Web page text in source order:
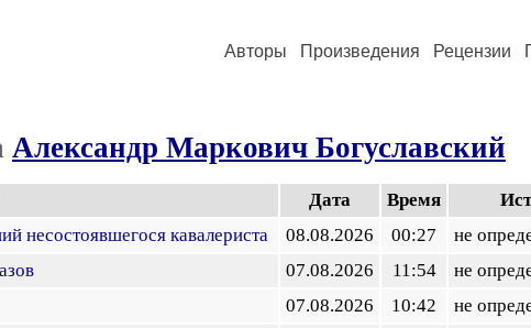
Авторы Произведения Рецензии
Александр Маркович Богуславский
Дата Время
несостоявшегося кавалериста 08.08.2026 00:27
не
07.08.2026 11:54
не
07.08.2026 10:42
не